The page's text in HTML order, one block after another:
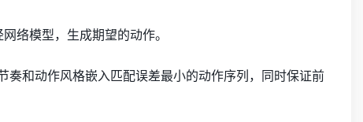
络模型，生成期望的动作。
和动作风格嵌入匹配误差最小的动作序列，同时保证前